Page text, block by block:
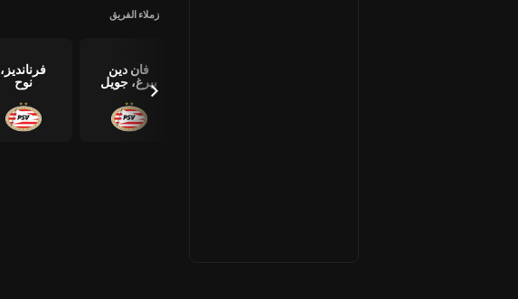
زملاء الفريق
فان دين
بيرغ، جويل
فرنانديز،
نوح